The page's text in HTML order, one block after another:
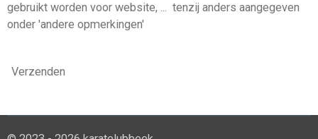
gebruikt worden voor website, ... tenzij anders aangegeven
onder 'andere opmerkingen'
Verzenden